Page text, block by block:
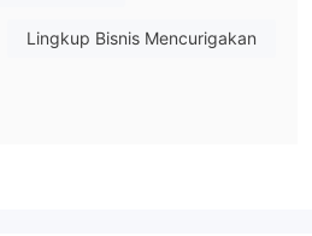
Lingkup Bisnis Mencurigakan